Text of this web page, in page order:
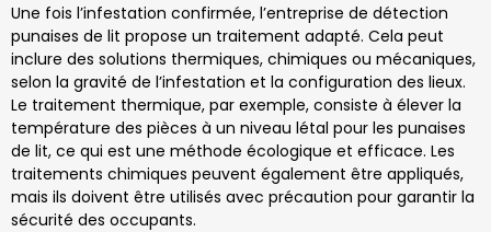
Une fois l’infestation confirmée, l’entreprise de détection
punaises de lit propose un traitement adapté. Cela peut
inclure des solutions thermiques, chimiques ou mécaniques,
selon la gravité de l’infestation et la configuration des lieux.
Le traitement thermique, par exemple, consiste à élever la
température des pièces à un niveau létal pour les punaises
de lit, ce qui est une méthode écologique et efficace. Les
traitements chimiques peuvent également être appliqués,
mais ils doivent être utilisés avec précaution pour garantir la
sécurité des occupants.